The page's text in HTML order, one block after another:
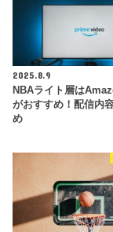
2025.8.9
NBAライト層は
がおすすめ！配信内
め